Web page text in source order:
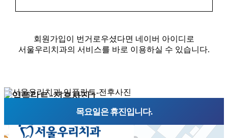
회원가입이 번거로우셨다면 네이버 아이디로
서울우리치과의 서비스를 바로 이용하실 수 있습니다.
목요일은 휴진입니다.